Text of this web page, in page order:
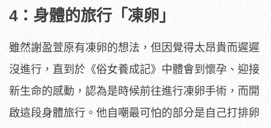
4：身體的旅行「凍卵」
雖然謝盈萱原有凍卵的想法，但因覺得太昂貴而遲遲
沒進行，直到於《俗女養成記》中體會到懷孕、迎接
新生命的感動，認為是時候前往進行凍卵手術，而開
啟這段身體旅行。他自嘲最可怕的部分是自己打排卵